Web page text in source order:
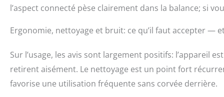
l’aspect connecté pèse clairement dans la balance; si
Ergonomie, nettoyage et bruit: ce qu’il faut accepter —
Sur l’usage, les avis sont largement positifs: l’appareil
retirent aisément. Le nettoyage est un point fort
favorise une utilisation fréquente sans corvée derrière.